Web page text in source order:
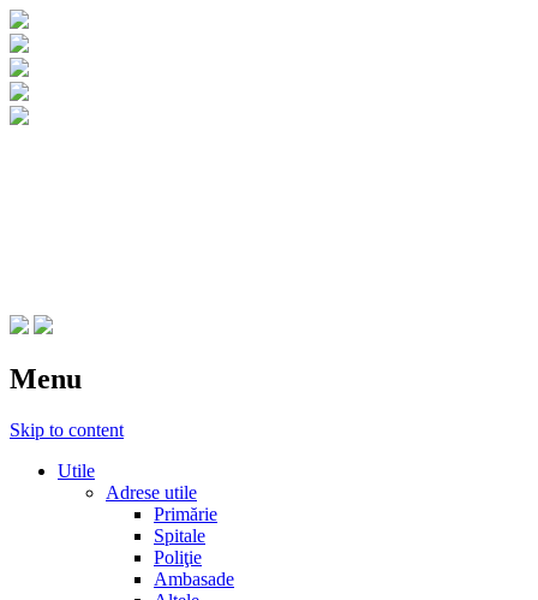
Menu
Skip to content
Utile
Adrese utile
Primărie
Spitale
Poliţie
Ambasade